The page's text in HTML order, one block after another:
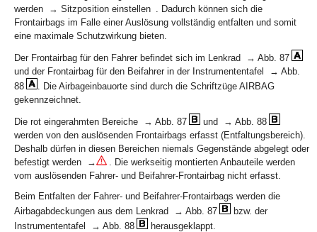
werden → Sitzposition einstellen . Dadurch können sich die
Frontairbags im Falle einer Auslösung vollständig entfalten und somit
eine maximale Schutzwirkung bieten.
Der Frontairbag für den Fahrer befindet sich im Lenkrad → Abb. 87
und der Frontairbag für den Beifahrer in der Instrumententafel → Abb.
88
. Die Airbageinbauorte sind durch die Schriftzüge AIRBAG
gekennzeichnet.
Die rot eingerahmten Bereiche → Abb. 87
und → Abb. 88
werden von den auslösenden Frontairbags erfasst (Entfaltungsbereich).
Deshalb dürfen in diesen Bereichen niemals Gegenstände abgelegt oder
befestigt werden →
. Die werkseitig montierten Anbauteile werden
vom auslösenden Fahrer- und Beifahrer-Frontairbag nicht erfasst.
Beim Entfalten der Fahrer- und Beifahrer-Frontairbags werden die
Airbagabdeckungen aus dem Lenkrad → Abb. 87
bzw. der
Instrumententafel → Abb. 88
herausgeklappt.